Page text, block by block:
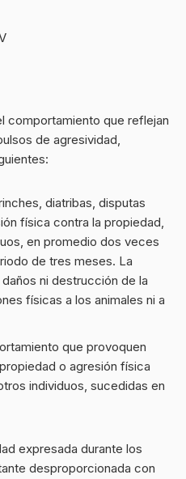
comportamiento que reflejan
de agresividad,
diatribas, disputas
física contra la propiedad,
en promedio dos veces
de tres meses. La
ni destrucción de la
físicas a los animales ni a
que provoquen
o agresión física
individuos, sucedidas en
expresada durante los
desproporcionada con